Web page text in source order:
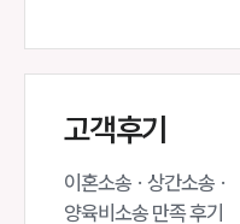
고객후기
이혼소송 · 상간소송 ·
양육비소송 만족 후기